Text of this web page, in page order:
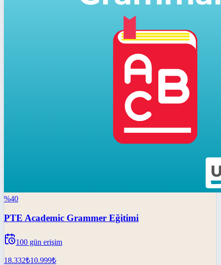
%40
PTE Academic Grammer Eğitimi
100 gün erişim
18.332₺10.999₺